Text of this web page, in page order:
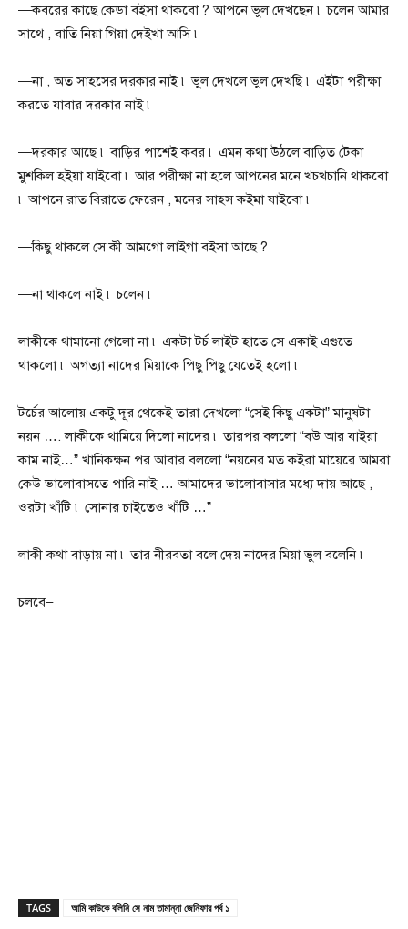
—কবরের কাছে কেডা বইসা থাকবো ? আপনে ভুল দেখছেন ৷ চলেন আমার
সাথে , বাতি নিয়া গিয়া দেইখা আসি ৷
—না , অত সাহসের দরকার নাই ৷ ভুল দেখলে ভুল দেখছি ৷ এইটা পরীক্ষা
করতে যাবার দরকার নাই ৷
—দরকার আছে ৷ বাড়ির পাশেই কবর ৷ এমন কথা উঠলে বাড়িত টেকা
মুশকিল হইয়া যাইবো ৷ আর পরীক্ষা না হলে আপনের মনে খচখচানি থাকবো
৷ আপনে রাত বিরাতে ফেরেন , মনের সাহস কইমা যাইবো ৷
—কিছু থাকলে সে কী আমগো লাইগা বইসা আছে ?
—না থাকলে নাই ৷ চলেন ৷
লাকীকে থামানো গেলো না ৷ একটা টর্চ লাইট হাতে সে একাই এগুতে
থাকলো ৷ অগত্যা নাদের মিয়াকে পিছু পিছু যেতেই হলো ৷
টর্চের আলোয় একটু দূর থেকেই তারা দেখলো “সেই কিছু একটা” মানুষটা
নয়ন …. লাকীকে থামিয়ে দিলো নাদের ৷ তারপর বললো “বউ আর যাইয়া
কাম নাই…” খানিকক্ষন পর আবার বললো “নয়নের মত কইরা মায়েরে আমরা
কেউ ভালোবাসতে পারি নাই … আমাদের ভালোবাসার মধ্যে দায় আছে ,
ওরটা খাঁটি ৷ সোনার চাইতেও খাঁটি …”
লাকী কথা বাড়ায় না ৷ তার নীরবতা বলে দেয় নাদের মিয়া ভুল বলেনি ৷
চলবে–
TAGS আমি কাউকে বলিনি সে নাম তামান্না জেনিফার পর্ব ১